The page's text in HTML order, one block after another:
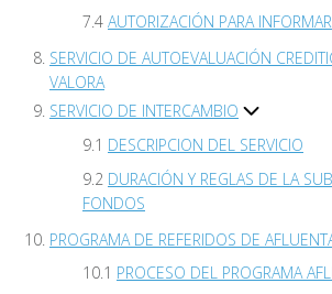
AUTORIZACIÓN PARA INFORMAR
SERVICIO DE AUTOEVALUACIÓN
VALORA
SERVICIO DE INTERCAMBIO
DESCRIPCION DEL SERVICIO
DURACIÓN Y REGLAS DE LA
FONDOS
PROGRAMA DE REFERIDOS DE
PROCESO DEL PROGRAMA